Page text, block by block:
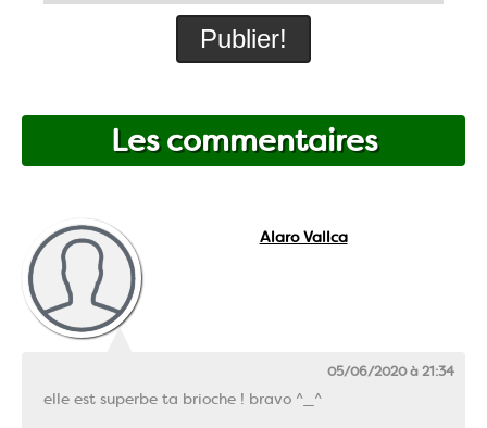
Les commentaires
Alaro Vallca
05/06/2020 à 21:34
elle est superbe ta brioche ! bravo ^_^